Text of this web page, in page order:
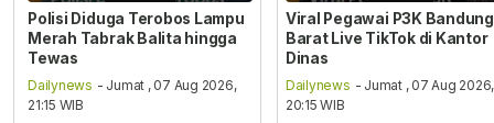
Polisi Diduga Terobos Lampu
Merah Tabrak Balita hingga
Tewas
Dailynews - Jumat , 07 Aug 2026,
21:15 WIB
Viral Pegawai P3K Bandung
Barat Live TikTok di Kantor
Dinas
Dailynews - Jumat , 07 Aug 2026,
20:15 WIB